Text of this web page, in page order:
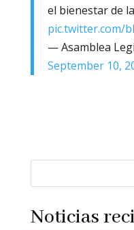
el bienestar de
pic.twitter.com/
— Asamblea
September 10,
Noticias